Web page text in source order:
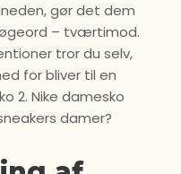
gør det dem
– tværtimod.
tror du selv,
for bliver til en
2. Nike damesko
damer?